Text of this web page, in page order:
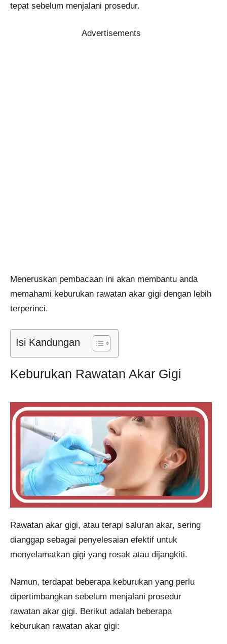
tepat sebelum menjalani prosedur.
Advertisements
Meneruskan pembacaan ini akan membantu anda
memahami keburukan rawatan akar gigi dengan lebih
terperinci.
Isi Kandungan
Keburukan Rawatan Akar Gigi
Rawatan akar gigi, atau terapi saluran akar, sering
dianggap sebagai penyelesaian efektif untuk
menyelamatkan gigi yang rosak atau dijangkiti.
Namun, terdapat beberapa keburukan yang perlu
dipertimbangkan sebelum menjalani prosedur
rawatan akar gigi. Berikut adalah beberapa
keburukan rawatan akar gigi: